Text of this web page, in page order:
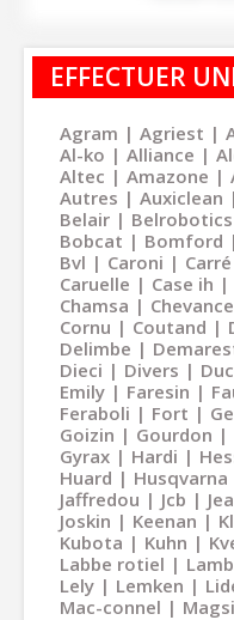
EFFECTUER
Agram Agriest
Al-ko
Alliance
Altec
Amazone
Autres
Auxiclean
Belair
Belrobotics
Bobcat
Bomford
Bvl
Caroni Carré
Caruelle
Case ih
Chamsa
Chevance
Cornu
Coutand
Delimbe
Dieci
Divers
Emily
Faresin
Feraboli
Fort
Goizin
Gourdon
Gyrax
Hardi
Huard
Husqvarna
Jaffredou
Jcb
Joskin
Keenan
Kubota
Kuhn
Labbe rotiel
Lely
Lemken
Mac-connel
Magsi